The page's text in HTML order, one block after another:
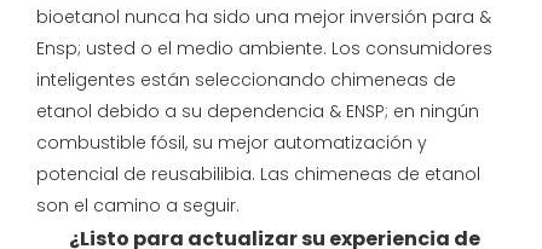
bioetanol nunca ha sido una mejor inversión para &
Ensp; usted o el medio ambiente. Los consumidores
inteligentes están seleccionando chimeneas de
etanol debido a su dependencia & ENSP; en ningún
combustible fósil, su mejor automatización y
potencial de reusabilibia. Las chimeneas de etanol
son el camino a seguir.
¿Listo para actualizar su experiencia de